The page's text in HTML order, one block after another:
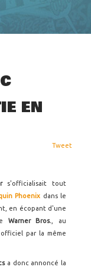
EN
Tweet
s'officialisait tout
Phoenix dans le
en écopant d'une
Warner Bros.
, au
par la même
a donc annoncé la